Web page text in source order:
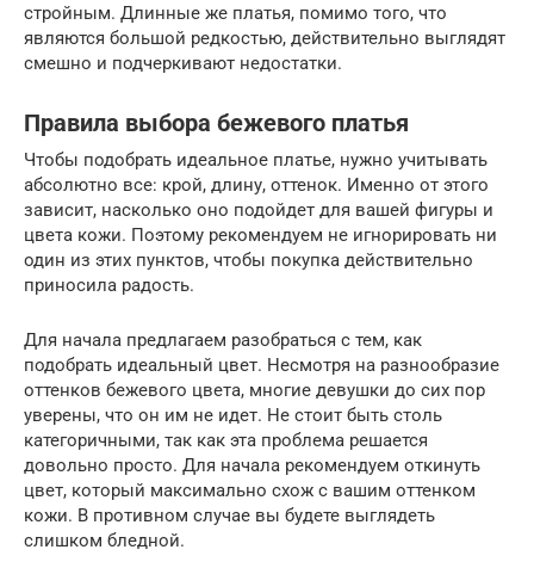
стройным. Длинные же платья, помимо того, что
являются большой редкостью, действительно выглядят
смешно и подчеркивают недостатки.
Правила выбора бежевого платья
Чтобы подобрать идеальное платье, нужно учитывать
абсолютно все: крой, длину, оттенок. Именно от этого
зависит, насколько оно подойдет для вашей фигуры и
цвета кожи. Поэтому рекомендуем не игнорировать ни
один из этих пунктов, чтобы покупка действительно
приносила радость.
Для начала предлагаем разобраться с тем, как
подобрать идеальный цвет. Несмотря на разнообразие
оттенков бежевого цвета, многие девушки до сих пор
уверены, что он им не идет. Не стоит быть столь
категоричными, так как эта проблема решается
довольно просто. Для начала рекомендуем откинуть
цвет, который максимально схож с вашим оттенком
кожи. В противном случае вы будете выглядеть
слишком бледной.